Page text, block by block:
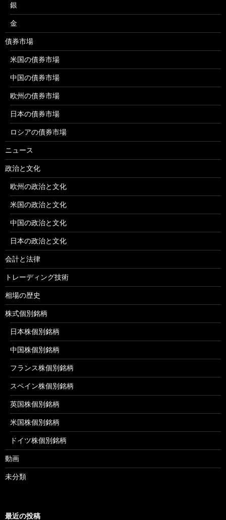
銀
金
債券市場
米国の債券市場
中国の債券市場
欧州の債券市場
日本の債券市場
ロシアの債券市場
ニュース
政治と文化
欧州の政治と文化
米国の政治と文化
中国の政治と文化
日本の政治と文化
会計と法律
トレーディング技術
相場の歴史
株式個別銘柄
日本株個別銘柄
中国株個別銘柄
フランス株個別銘柄
スペイン株個別銘柄
英国株個別銘柄
米国株個別銘柄
ドイツ株個別銘柄
動画
未分類
最近の投稿